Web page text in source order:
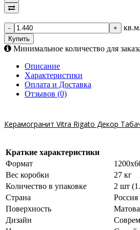
- + кв.м.
Купить
Минимальное количество для
Описание
Характеристики
Оплата и Доставка
Отзывов (0)
Керамогранит Vitra Rigato Декор
Краткие характеристики
Формат
Вес коробки
27 кг
Количество в упаковке
2 шт
Страна
Россия
Поверхность
Дизайн